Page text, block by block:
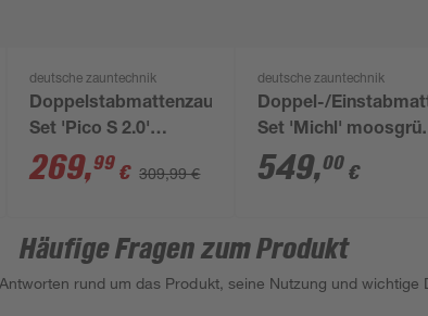
deutsche zauntechnik
Doppelstabmattenzaun-
Set 'Pico S 2.0'
anthrazit 1000 x 80
cm
269,99 € 309,99 €
deutsche zauntechnik
Doppel-/
Set 'Michl'
1800 x 100 cm
549,00 €
Häufige Fragen zum Produkt
rund um das Produkt, seine Nutzung und wichtige